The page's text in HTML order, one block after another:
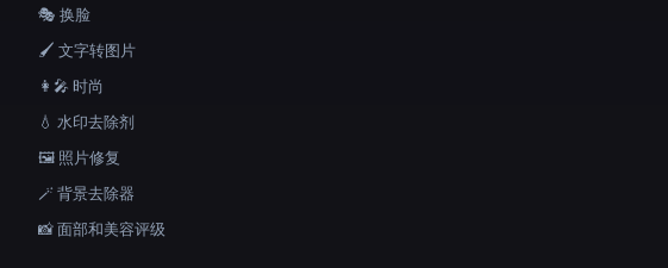
🎭 换脸
🖌️ 文字转图片
👩‍🎤 时尚
💧 水印去除剂
🖼️ 照片修复
🪄 背景去除器
📸 面部和美容评级